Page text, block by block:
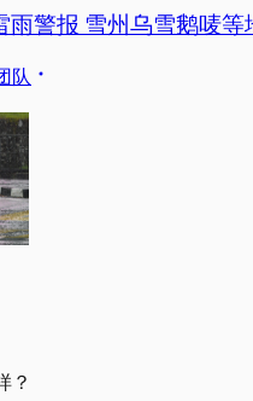
雨警报 雪州乌雪鹅唛等
队
？